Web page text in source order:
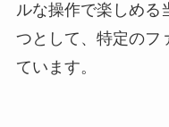
ルな操作で楽しめる
つとして、特定のフ
ています。